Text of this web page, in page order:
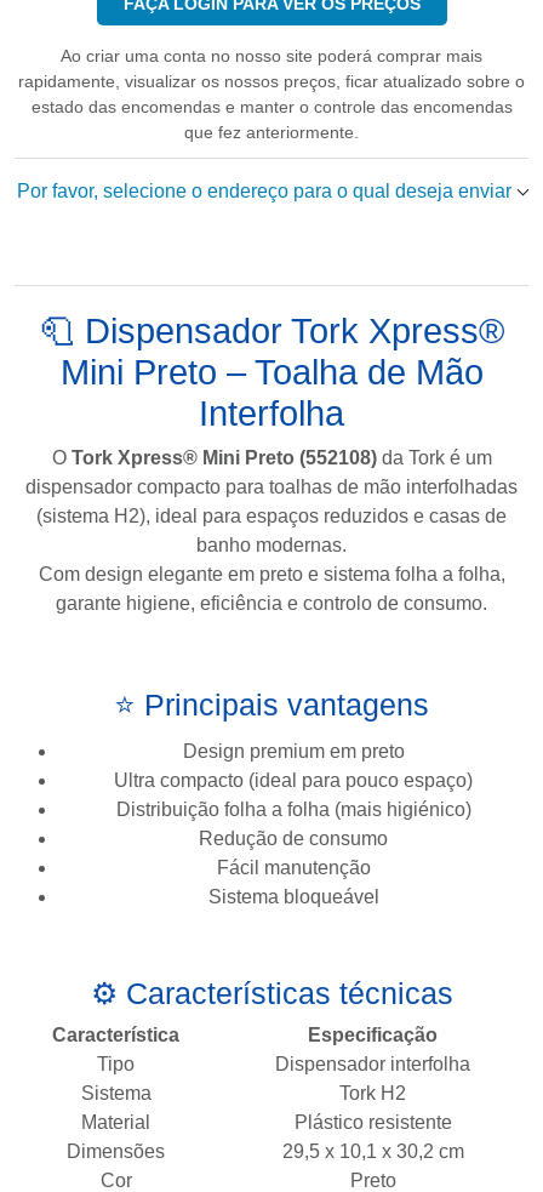
Ao criar uma conta no nosso site poderá comprar mais
rapidamente, visualizar os nossos preços, ficar atualizado sobre o
estado das encomendas e manter o controle das encomendas
que fez anteriormente.
Por favor, selecione o endereço para o qual deseja enviar
🧻 Dispensador Tork Xpress®
Mini Preto – Toalha de Mão
Interfolha
O Tork Xpress® Mini Preto (552108)da Torké um
dispensador compacto para toalhas de mão interfolhadas
(sistema H2), ideal para espaços reduzidos e casas de
banho modernas.
Com design elegante em preto e sistema folha a folha,
garante higiene, eficiência e controlo de consumo.
⭐ Principais vantagens
Design premium em preto
Ultra compacto (ideal para pouco espaço)
Distribuição folha a folha (mais higiénico)
Redução de consumo
Fácil manutenção
Sistema bloqueável
⚙️ Características técnicas
Característica
Especificação
Tipo
Dispensador interfolha
Sistema
Tork H2
Material
Plástico resistente
Dimensões
29,5 x 10,1 x 30,2 cm
Cor
Preto